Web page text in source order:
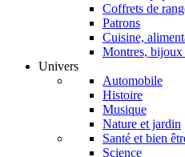
Coffrets de
Patrons
Cuisine,
Montres, bijoux
Univers
Automobile
Histoire
Musique
Nature et jardin
Santé et bien
Science